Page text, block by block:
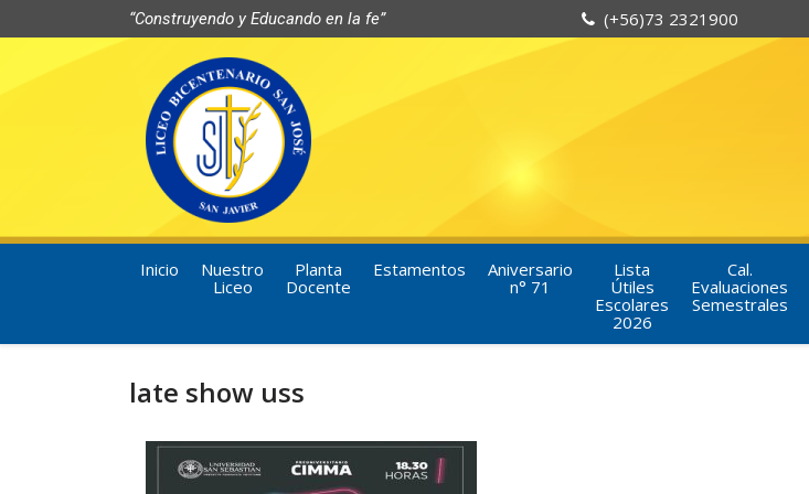
“Construyendo y Educando en la fe” (+56)73 2321900
Inicio
Nuestro
Liceo
Planta
Docente
Estamentos
Aniversario
n° 71
Lista
Útiles
Escolares
2026
Cal.
Evaluaciones
Semestrales
late show uss